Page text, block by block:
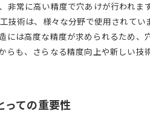
非常に高い精度で穴あけが行われ
技術は、様々な分野で使用されて
には高度な精度が求められるため
らも、さらなる精度向上や新しい技
っての重要性